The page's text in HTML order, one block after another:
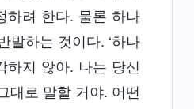
하려 한다. 물론 하나
발하는 것이다. ‘하나
하지 않아. 나는 당신
대로 말할 거야. 어떤